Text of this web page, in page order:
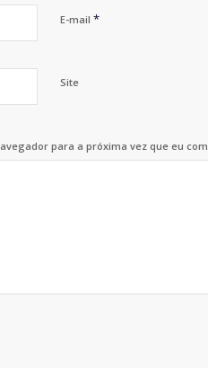
E-mail *
Site
para a próxima vez que eu